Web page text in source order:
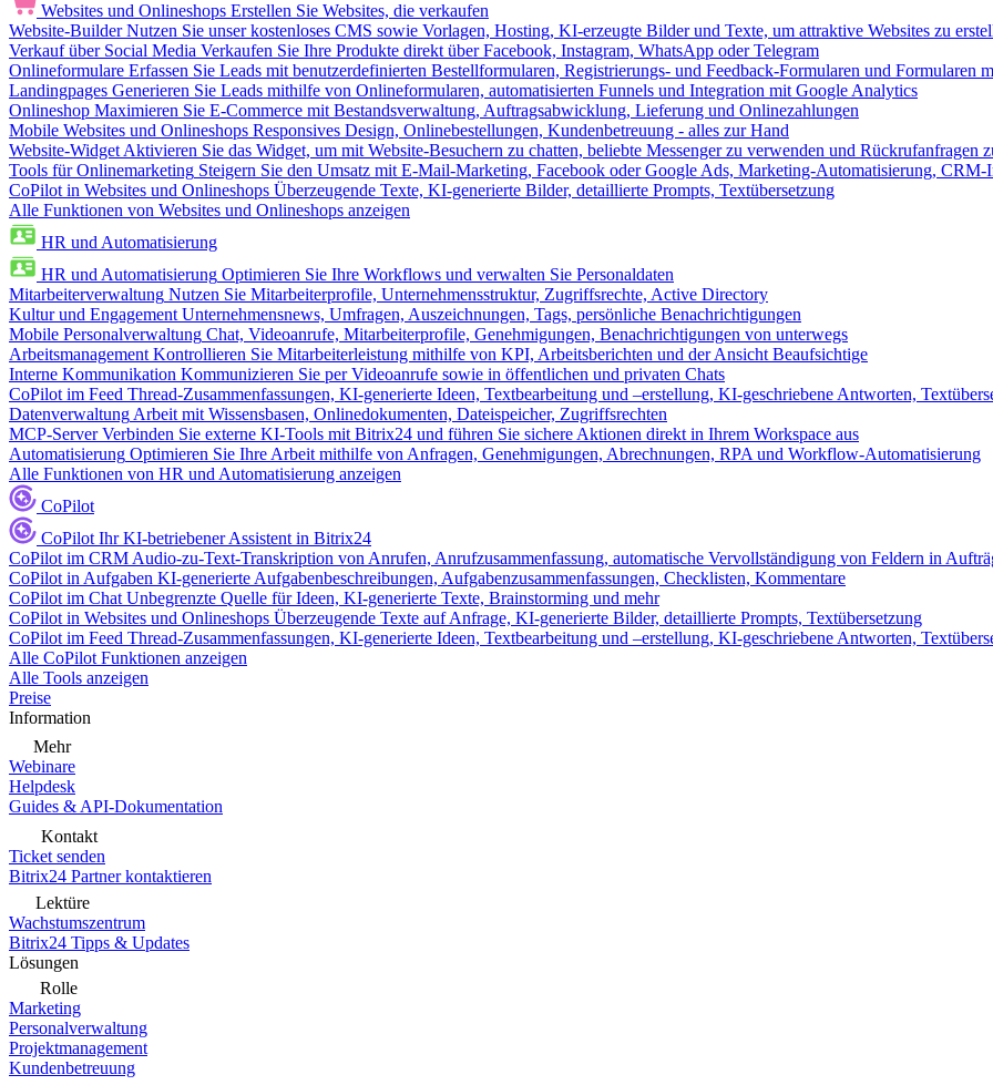
Websites und Onlineshops Erstellen Sie Websites, die verkaufen
Website-Builder Nutzen Sie unser kostenloses CMS sowie Vorlagen, Hosting, KI-erzeugte Bilder und Texte, um attraktive Websites zu
Verkauf über Social Media Verkaufen Sie Ihre Produkte direkt über Facebook, Instagram, WhatsApp oder Telegram
Onlineformulare Erfassen Sie Leads mit benutzerdefinierten Bestellformularen, Registrierungs- und Feedback-Formularen und Formularen
Landingpages Generieren Sie Leads mithilfe von Onlineformularen, automatisierten Funnels und Integration mit Google Analytics
Onlineshop Maximieren Sie E-Commerce mit Bestandsverwaltung, Auftragsabwicklung, Lieferung und Onlinezahlungen
Mobile Websites und Onlineshops Responsives Design, Onlinebestellungen, Kundenbetreuung - alles zur Hand
Website-Widget Aktivieren Sie das Widget, um mit Website-Besuchern zu chatten, beliebte Messenger zu verwenden und Rückrufanfragen
Tools für Onlinemarketing Steigern Sie den Umsatz mit E-Mail-Marketing, Facebook oder Google Ads, Marketing-Automatisierung, CRM-
CoPilot in Websites und Onlineshops Überzeugende Texte, KI-generierte Bilder, detaillierte Prompts, Textübersetzung
Alle Funktionen von Websites und Onlineshops anzeigen
HR und Automatisierung
HR und Automatisierung Optimieren Sie Ihre Workflows und verwalten Sie Personaldaten
Mitarbeiterverwaltung Nutzen Sie Mitarbeiterprofile, Unternehmensstruktur, Zugriffsrechte, Active Directory
Kultur und Engagement Unternehmensnews, Umfragen, Auszeichnungen, Tags, persönliche Benachrichtigungen
Mobile Personalverwaltung Chat, Videoanrufe, Mitarbeiterprofile, Genehmigungen, Benachrichtigungen von unterwegs
Arbeitsmanagement Kontrollieren Sie Mitarbeiterleistung mithilfe von KPI, Arbeitsberichten und der Ansicht Beaufsichtige
Interne Kommunikation Kommunizieren Sie per Videoanrufe sowie in öffentlichen und privaten Chats
CoPilot im Feed Thread-Zusammenfassungen, KI-generierte Ideen, Textbearbeitung und –erstellung, KI-geschriebene Antworten,
Datenverwaltung Arbeit mit Wissensbasen, Onlinedokumenten, Dateispeicher, Zugriffsrechten
MCP-Server Verbinden Sie externe KI-Tools mit Bitrix24 und führen Sie sichere Aktionen direkt in Ihrem Workspace aus
Automatisierung Optimieren Sie Ihre Arbeit mithilfe von Anfragen, Genehmigungen, Abrechnungen, RPA und Workflow-Automatisierung
Alle Funktionen von HR und Automatisierung anzeigen
CoPilot
CoPilot Ihr KI-betriebener Assistent in Bitrix24
CoPilot im CRM Audio-zu-Text-Transkription von Anrufen, Anrufzusammenfassung, automatische Vervollständigung von Feldern in
CoPilot in Aufgaben KI-generierte Aufgabenbeschreibungen, Aufgabenzusammenfassungen, Checklisten, Kommentare
CoPilot im Chat Unbegrenzte Quelle für Ideen, KI-generierte Texte, Brainstorming und mehr
CoPilot in Websites und Onlineshops Überzeugende Texte auf Anfrage, KI-generierte Bilder, detaillierte Prompts, Textübersetzung
CoPilot im Feed Thread-Zusammenfassungen, KI-generierte Ideen, Textbearbeitung und –erstellung, KI-geschriebene Antworten,
Alle CoPilot Funktionen anzeigen
Alle Tools anzeigen
Preise
Information
Mehr
Webinare
Helpdesk
Guides & API-Dokumentation
Kontakt
Ticket senden
Bitrix24 Partner kontaktieren
Lektüre
Wachstumszentrum
Bitrix24 Tipps & Updates
Lösungen
Rolle
Marketing
Personalverwaltung
Projektmanagement
Kundenbetreuung